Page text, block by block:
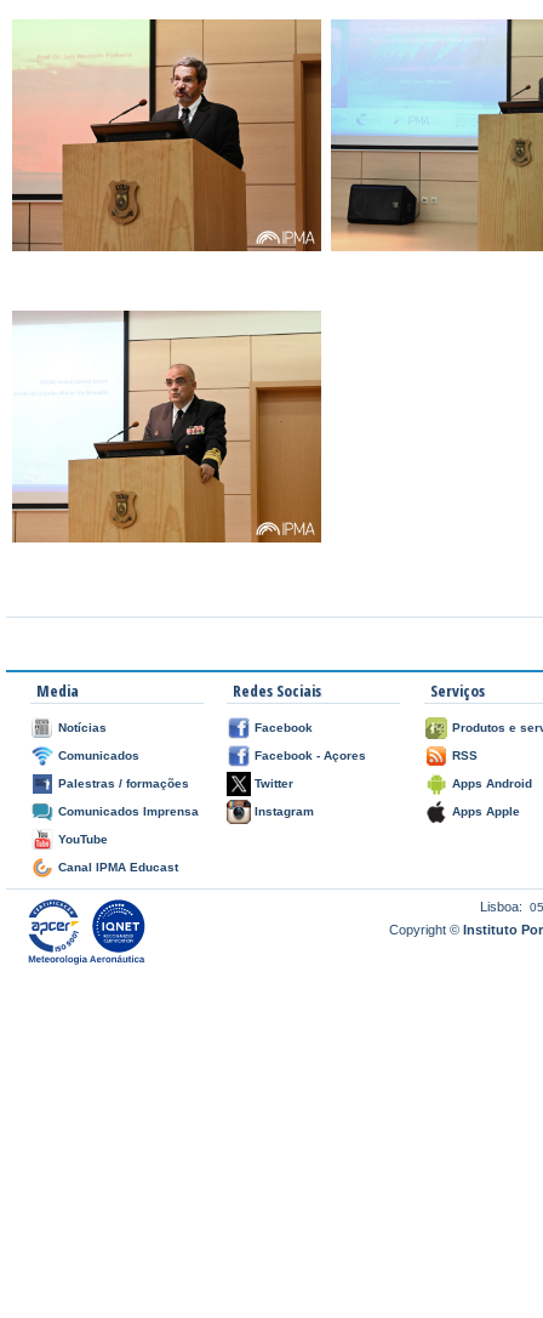
Media
Notícias
Comunicados
Palestras / formações
Comunicados Imprensa
YouTube
Canal IPMA Educast
Redes Sociais
Facebook
Facebook - Açores
Twitter
Instagram
Serviços
Produtos e
RSS
Apps Android
Apps Apple
Lisboa:
Copyright ©Instituto